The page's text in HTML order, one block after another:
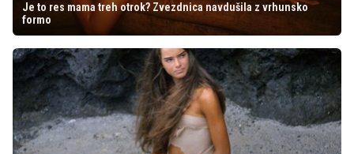
Je to res mama treh otrok? Zvezdnica navdušila z vrhunsko
formo